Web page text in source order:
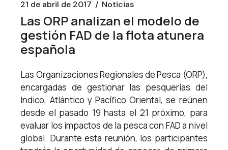
21 de abril de 2017 Noticias
Las ORP analizan el modelo de
gestión FAD de la flota atunera
española
Las Organizaciones Regionales de Pesca (ORP),
encargadas de gestionar las pesquerías del
Indico, Atlántico y Pacífico Oriental, se reúnen
desde el pasado 19 hasta el 21 próximo, para
evaluar los impactos de la pesca con FAD a nivel
global. Durante esta reunión, los participantes